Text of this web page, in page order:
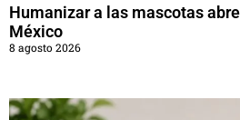
Humanizar a las mascotas
México
8 agosto 2026